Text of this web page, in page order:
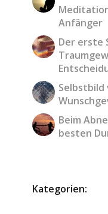
Anfänger
Der erste
Selbstbild
Beim
besten
Kategorien: